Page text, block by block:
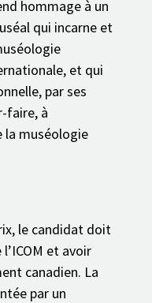
hommage à un
qui incarne et
et qui
par ses
faire, à
la muséologie
le candidat doit
et avoir
canadien. La
par un